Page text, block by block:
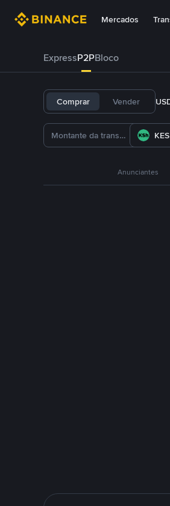
Mercados
ExpressP2PBloco
Comprar Vender
KES
Anunciantes